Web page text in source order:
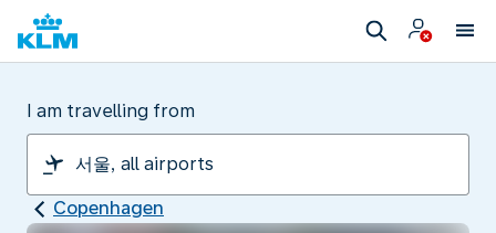
I am travelling from
Copenhagen